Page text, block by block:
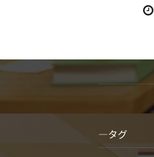
タグ